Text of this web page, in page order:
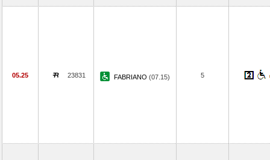
05.25 23831 FABRIANO (07.15) 5